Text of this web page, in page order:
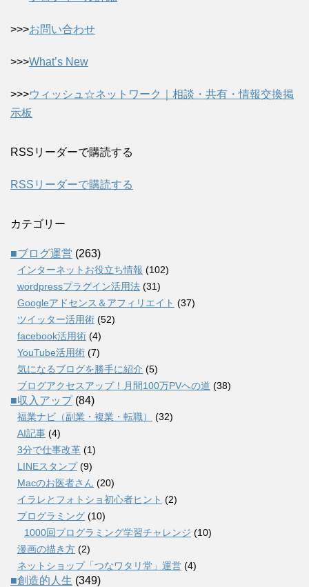
>>>お問い合わせ
>>>What’s New
>>>ウィッシュ☆ネットワーク｜相談・共有・情報交換掲
示板
RSSリーダーで購読する
RSSリーダーで購読する
カテゴリー
■ブログ運営 (263)
インターネットお役立ち情報 (102)
wordpressプラグイン活用法 (31)
Googleアドセンス＆アフィリエイト (37)
ツイッター活用術 (52)
facebook活用術 (4)
YouTube活用術 (7)
気になるブログを勝手に紹介 (5)
ブログアクセスアップ！月間100万PVへの道 (38)
■収入アップ(84)
福業ナビ（副業・複業・転職）
(32)
AI記事 (4)
3分で仕事改革 (1)
LINEスタンプ(9)
Macのお医者さん (20)
イラレとフォトショ初心者ヒント (2)
プログラミング (10)
1000回プログラミング学習チャレンジ (10)
漫画の描き方 (2)
ネットショップ「つなワタリ堂」運営 (4)
■創造的人生 (349)